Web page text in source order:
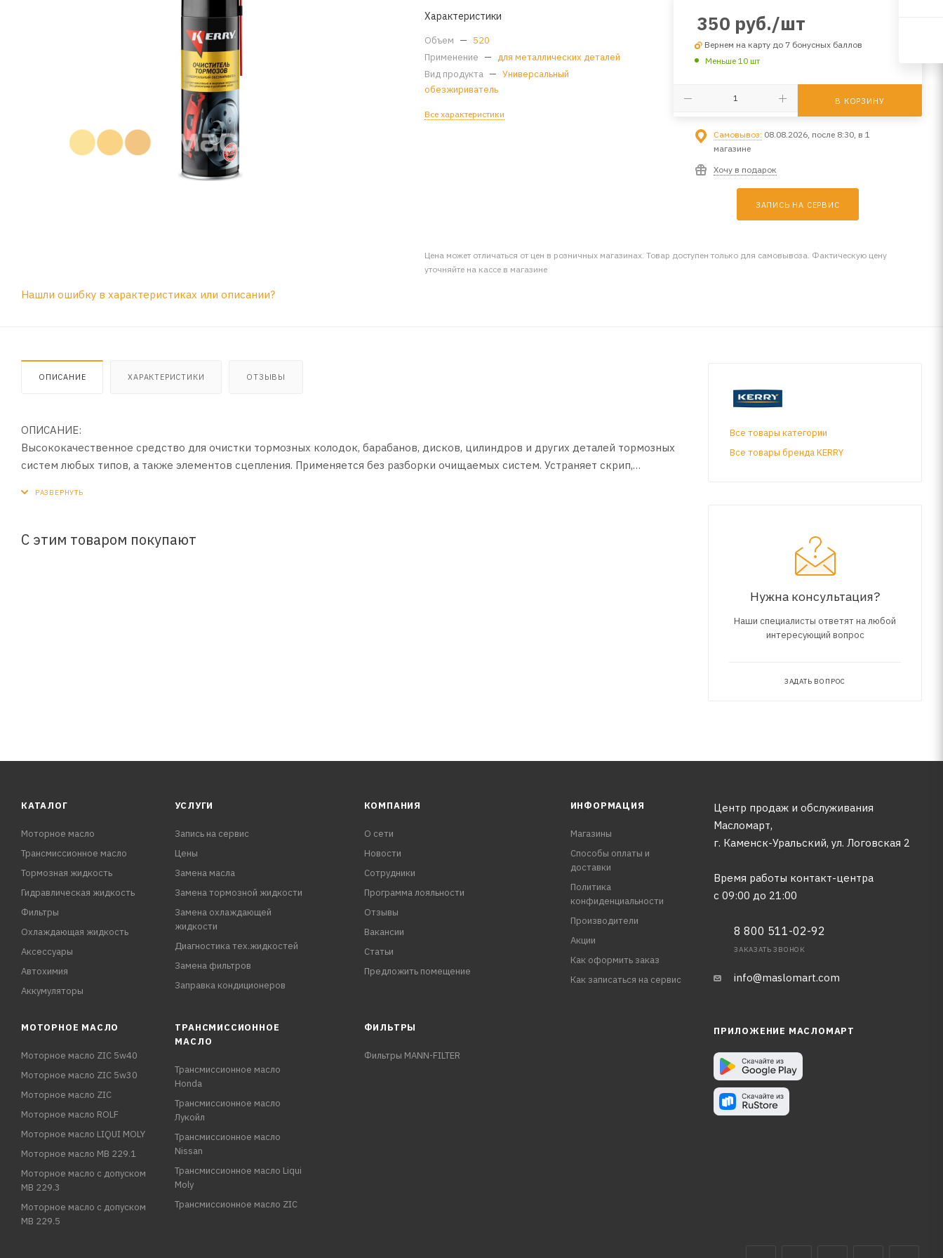
Характеристики
Объем — 520
Применение — для металлических деталей
Вид продукта — Универсальный
обезжириватель
Все характеристики
350 руб./шт
Вернем на карту до 7 бонусных баллов
Меньше 10 шт
В КОРЗИНУ
Самовывоз: 08.08.2026, после 8:30, в 1
магазине
Хочу в подарок
ЗАПИСЬ НА СЕРВИС
Цена может отличаться от цен в розничных магазинах. Товар доступен только для самовывоза. Фактическую цену
уточняйте на кассе в магазине
Нашли ошибку в характеристиках или описании?
ОПИСАНИЕ ХАРАКТЕРИСТИКИ ОТЗЫВЫ
ОПИСАНИЕ:
Высококачественное средство для очистки тормозных колодок, барабанов, дисков, цилиндров и других деталей тормозных
систем любых типов, а также элементов сцепления. Применяется без разборки очищаемых систем. Устраняет скрип,
выведения жирных пятен.
С этим товаром покупают
Все товары категории
Все товары бренда KERRY
Нужна консультация?
Наши специалисты ответят на любой
интересующий вопрос
ЗАДАТЬ ВОПРОС
КАТАЛОГ
Моторное масло
Трансмиссионное масло
Тормозная жидкость
Гидравлическая жидкость
Фильтры
Охлаждающая жидкость
Аксессуары
Автохимия
Аккумуляторы
УСЛУГИ
Запись на сервис
Цены
Замена масла
Замена тормозной жидкости
Замена охлаждающей
жидкости
Диагностика тех.жидкостей
Замена фильтров
Заправка кондиционеров
КОМПАНИЯ
О сети
Новости
Сотрудники
Программа лояльности
Отзывы
Вакансии
Статьи
Предложить помещение
ИНФОРМАЦИЯ
Магазины
Способы оплаты и
доставки
Политика
конфиденциальности
Производители
Акции
Как оформить заказ
Как записаться на сервис
Центр продаж и обслуживания
Масломарт,
г. Каменск-Уральский, ул. Логовская 2
Время работы контакт-центра
с 09:00 до 21:00
8 800 511-02-92
ЗАКАЗАТЬ ЗВОНОК
info@maslomart.com
МОТОРНОЕ МАСЛО
Моторное масло ZIC 5w40
Моторное масло ZIC 5w30
Моторное масло ZIC
Моторное масло ROLF
Моторное масло LIQUI MOLY
Моторное масло MB 229.1
Моторное масло с допуском
MB 229.3
Моторное масло с допуском
MB 229.5
ТРАНСМИССИОННОЕ
МАСЛО
Трансмиссионное масло
Honda
Трансмиссионное масло
Лукойл
Трансмиссионное масло
Nissan
Трансмиссионное масло Liqui
Moly
Трансмиссионное масло ZIC
ФИЛЬТРЫ
Фильтры MANN-FILTER
ПРИЛОЖЕНИЕ МАСЛОМАРТ